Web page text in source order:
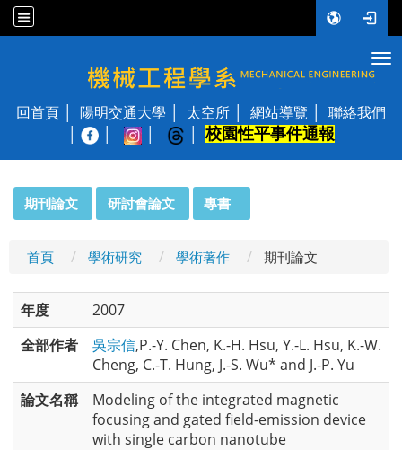
國立陽明交通大學 機械工程學系
回首頁 陽明交通大學 太空所 網站導覽
聯絡我們
校園性平事件通報
期刊論文 研討會論文 專書
首頁 學術研究 學術著作 期刊論文
年度
2007
全部作者
吳宗信,P.-Y. Chen, K.-H. Hsu, Y.-L. Hsu, K.-W.
Cheng, C.-T. Hung, J.-S. Wu* and J.-P. Yu
論文名稱
Modeling of the integrated magnetic
focusing and gated field-emission device
with single carbon nanotube